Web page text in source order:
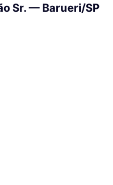
Sr. — Barueri/SP